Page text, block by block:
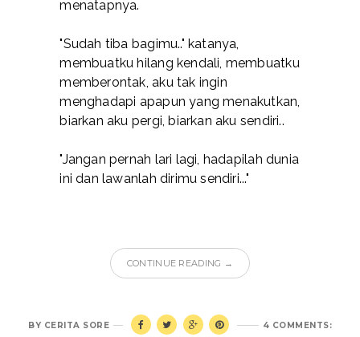
menatapnya.
"Sudah tiba bagimu.." katanya,
membuatku hilang kendali, membuatku
memberontak, aku tak ingin
menghadapi apapun yang menakutkan,
biarkan aku pergi, biarkan aku sendiri..
"Jangan pernah lari lagi, hadapilah dunia
ini dan lawanlah dirimu sendiri..."
CONTINUE READING →
4 COMMENTS:
BY CERITA SORE